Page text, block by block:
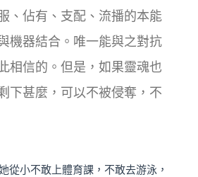
、佔有、支配、流播的本能
機器結合。唯一能與之對抗
相信的。但是，如果靈魂也
下甚麼，可以不被侵奪，不
從小不敢上體育課，不敢去游泳，